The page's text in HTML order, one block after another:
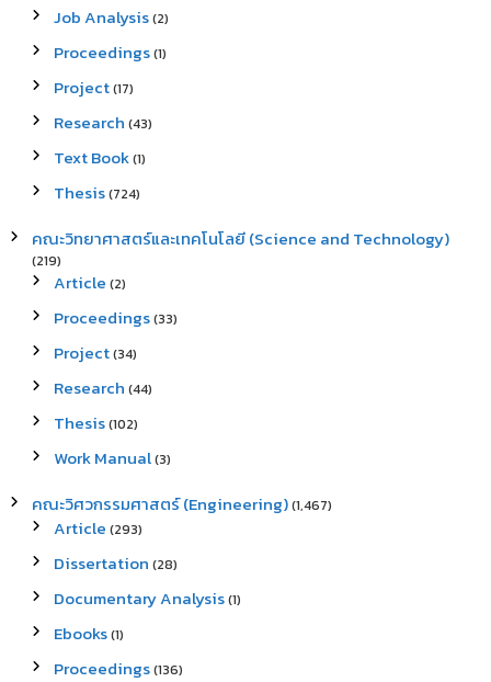
Job Analysis(2)
Proceedings(1)
Project(17)
Research (43)
Text Book(1)
Thesis(724)
คณะวิทยาศาสตร์และเทคโนโลยี (Science and Technology)
(219)
Article (2)
Proceedings(33)
Project(34)
Research (44)
Thesis(102)
Work Manual(3)
คณะวิศวกรรมศาสตร์ (Engineering)(1,467)
Article (293)
Dissertation (28)
Documentary Analysis(1)
Ebooks(1)
Proceedings(136)